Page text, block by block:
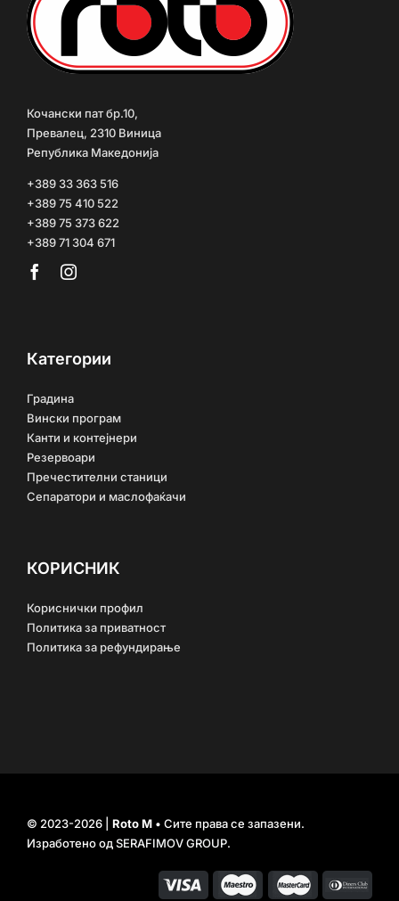
Кочански пат бр.10,
Превалец, 2310 Виница
Република Македонија
+389 33 363 516
+389 75 410 522
+389 75 373 622
+389 71 304 671
Категории
Градина
Вински програм
Канти и контејнери
Резервоари
Пречестителни станици
Сепаратори и маслофаќачи
КОРИСНИК
Кориснички профил
Политика за приватност
Политика за рефундирање
© 2023-2026 | Roto M• Сите права се запазени.
Изработено одSERAFIMOV GROUP.